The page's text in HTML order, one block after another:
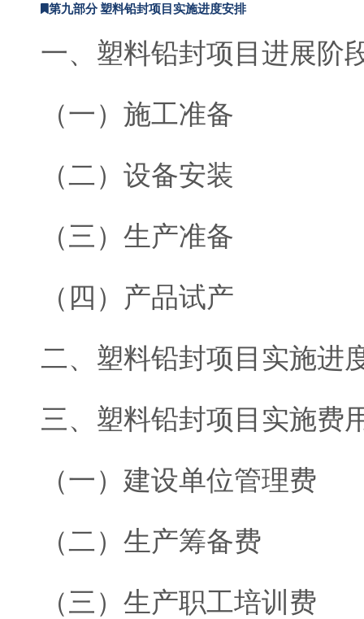
第九部分 塑料铅封项目实施进度安排
一、塑料铅封项目进展阶
（一）施工准备
（二）设备安装
（三）生产准备
（四）产品试产
二、塑料铅封项目实施进
三、塑料铅封项目实施费
（一）建设单位管理费
（二）生产筹备费
（三）生产职工培训费